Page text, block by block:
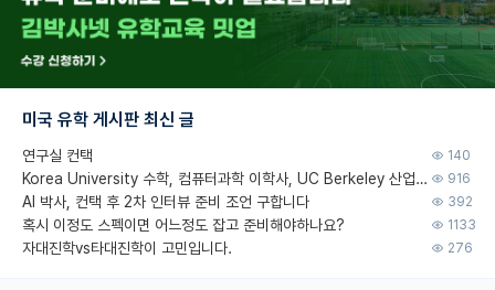
미국 유학 게시판 최신 글
연구실 컨택 140
Korea University 수학, 컴퓨터과학 이학사, UC Berkeley 산업공학 대학원 공학박사가 되는 것은 쉽지 않겠죠? 916
AI 박사, 컨택 후 2차 인터뷰 준비 조언 구합니다 392
혹시 이정도 스펙이면 어느정도 잡고 준비해야하나요? 1133
자대진학vs타대진학이 고민입니다. 276